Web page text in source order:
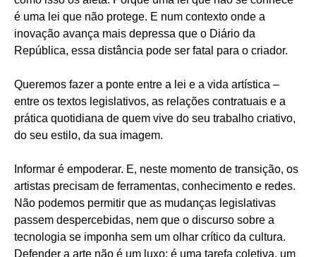
é uma lei que não protege. E num contexto onde a
inovação avança mais depressa que o Diário da
República, essa distância pode ser fatal para o criador.
Queremos fazer a ponte entre a lei e a vida artística –
entre os textos legislativos, as relações contratuais e a
prática quotidiana de quem vive do seu trabalho criativo,
do seu estilo, da sua imagem.
Informar é empoderar. E, neste momento de transição, os
artistas precisam de ferramentas, conhecimento e redes.
Não podemos permitir que as mudanças legislativas
passem despercebidas, nem que o discurso sobre a
tecnologia se imponha sem um olhar crítico da cultura.
Defender a arte não é um luxo: é uma tarefa coletiva, um